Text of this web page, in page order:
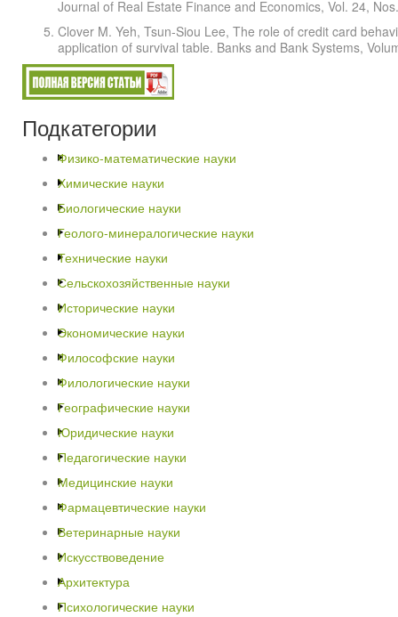
Journal of Real Estate Finance and Economics, Vol. 24,
Clover M. Yeh, Tsun-Siou Lee, The role of credit card
application of survival table. Banks and Bank Systems,
Подкатегории
Физико-математические науки
Химические науки
Биологические науки
Геолого-минералогические науки
Технические науки
Сельскохозяйственные науки
Исторические науки
Экономические науки
Философские науки
Филологические науки
Географические науки
Юридические науки
Педагогические науки
Медицинские науки
Фармацевтические науки
Ветеринарные науки
Искусствоведение
Архитектура
Психологические науки